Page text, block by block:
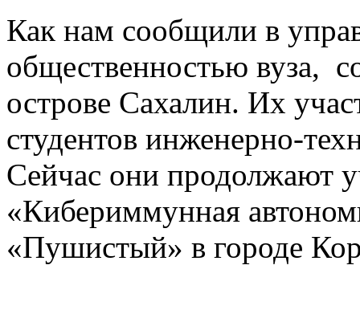
Как нам сообщили в
общественностью вуза,
острове Сахалин. Их
студентов инженерно-
Сейчас они продолжают
«Кибериммунная
«Пушистый» в городе